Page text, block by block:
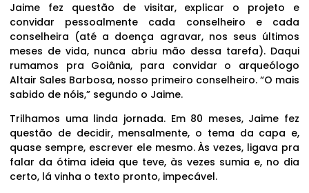
Jaime fez questão de visitar, explicar o projeto e
convidar pessoalmente cada conselheiro e cada
conselheira (até a doença agravar, nos seus últimos
meses de vida, nunca abriu mão dessa tarefa). Daqui
rumamos pra Goiânia, para convidar o arqueólogo
Altair Sales Barbosa, nosso primeiro conselheiro. “O mais
sabido de nóis,” segundo o Jaime.
Trilhamos uma linda jornada. Em 80 meses, Jaime fez
questão de decidir, mensalmente, o tema da capa e,
quase sempre, escrever ele mesmo. Às vezes, ligava pra
falar da ótima ideia que teve, às vezes sumia e, no dia
certo, lá vinha o texto pronto, impecável.